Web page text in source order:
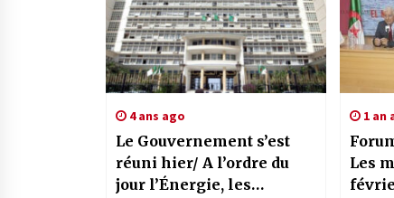
4 ans ago
Le Gouvernement s’est
réuni hier/ A l’ordre du
jour l’Énergie, les
1 an
Les